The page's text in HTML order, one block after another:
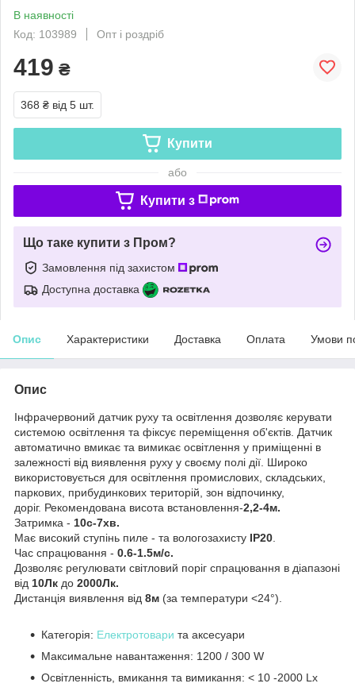
В наявності
Код: 103989
Опт і роздріб
419 ₴
368 ₴ від 5 шт.
Купити
або
Купити з
Що таке купити з Пром?
Замовлення під захистом
Доступна доставка
Опис Характеристики Доставка Оплата Умови
Опис
Інфрачервоний датчик руху та освітлення дозволяє керувати
системою освітлення та фіксує переміщення об'єктів. Датчик
автоматично вмикає та вимикає освітлення у приміщенні в
залежності від виявлення руху у своєму полі дії. Широко
використовується для освітлення промислових, складських,
паркових, прибудинкових територій, зон відпочинку,
доріг. Рекомендована висота встановлення-2,2-4м.
Затримка - 10с-7хв.
Має високий ступінь пиле - та вологозахисту IP20
Час спрацювання - 0.6-1.5м/с.
Дозволяє регулювати світловий поріг спрацювання в діапазоні
від 10Лк до 2000Лк.
Дистанція виявлення від 8м (за температури <24°).
Категорія: Електротовари та аксесуари
Максимальне навантаження: 1200 / 300 W
Освітленність, вмикання та вимикання: < 10 -2000 Lx